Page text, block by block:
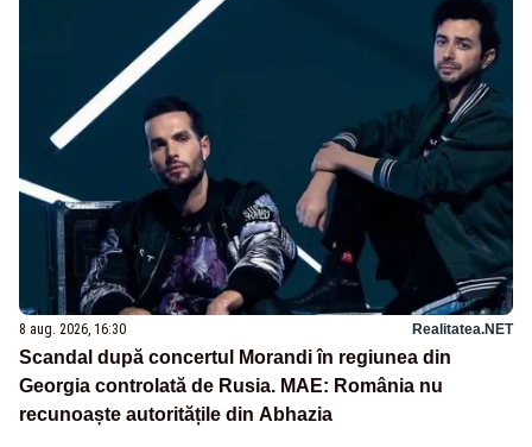
8 aug. 2026, 16:30 Realitatea.NET
Scandal după concertul Morandi în regiunea din
Georgia controlată de Rusia. MAE: România nu
recunoaște autoritățile din Abhazia